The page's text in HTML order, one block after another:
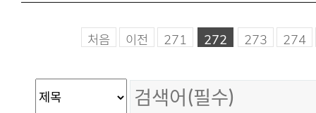
처음 이전 271 272 273 274